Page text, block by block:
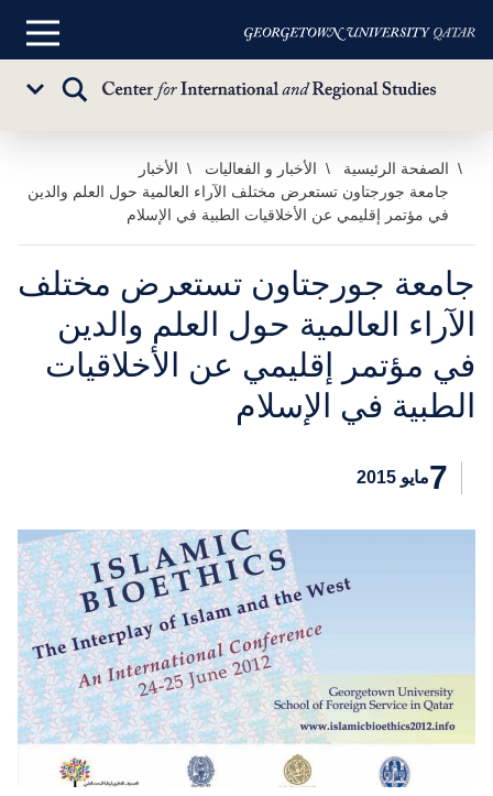
تخطي
المحتوى
الرئيسي
القائمة
تبديل
الصفحة الرئيسية الأخبار و الفعاليات
الأخبار
جامعة جورجتاون تستعرض مختلف الآراء العالمية حول العلم والدين
في مؤتمر إقليمي عن الأخلاقيات الطبية في الإسلام
جامعة جورجتاون تستعرض مختلف
الآراء العالمية حول العلم والدين
في مؤتمر إقليمي عن الأخلاقيات
الطبية في الإسلام
7مايو 2015